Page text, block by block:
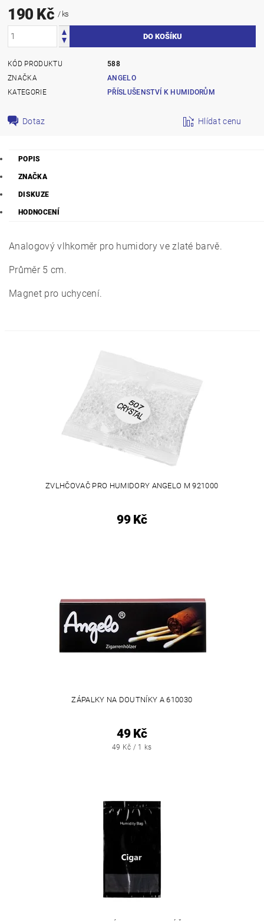
190 Kč / ks
KÓD PRODUKTU
588
ZNAČKA
ANGELO
KATEGORIE
PŘÍSLUŠENSTVÍ K HUMIDORŮM
Dotaz Hlídat cenu
POPIS
ZNAČKA
DISKUZE
HODNOCENÍ
Analogový vlhkoměr pro humidory ve zlaté barvě.
Průměr 5 cm.
Magnet pro uchycení.
ZVLHČOVAČ PRO HUMIDORY ANGELO M 921000
99 Kč
ZÁPALKY NA DOUTNÍKY A 610030
49 Kč
49 Kč / 1 ks